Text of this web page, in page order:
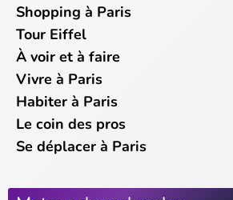
Shopping à Paris
Tour Eiffel
À voir et à faire
Vivre à Paris
Habiter à Paris
Le coin des pros
Se déplacer à Paris